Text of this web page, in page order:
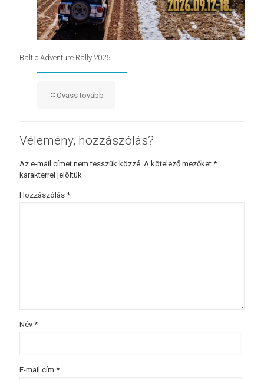
Baltic Adventure Rally 2026
Ovass tovább
Vélemény, hozzászólás?
Az e-mail címet nem tesszük közzé. A kötelező mezőket *
karakterrel jelöltük
Hozzászólás *
Név *
E-mail cím *